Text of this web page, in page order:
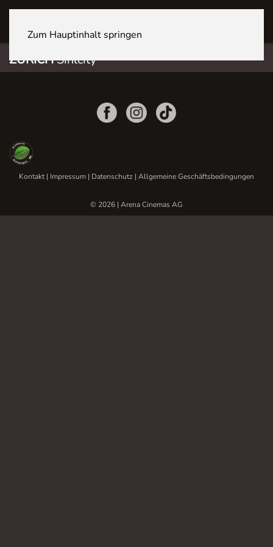
Zum Hauptinhalt springen
ZÜRICHSihlcity
Kontakt| Impressum | Datenschutz | Allgemeine Geschäftsbedingungen
© 2026 | Arena Cinemas AG